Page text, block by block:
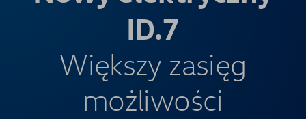
ID.7
Większy zasięg
możliwości